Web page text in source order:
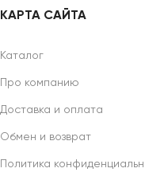
КАРТА САЙТА
Каталог
Про компанию
Доставка и оплата
Обмен и возврат
Политика